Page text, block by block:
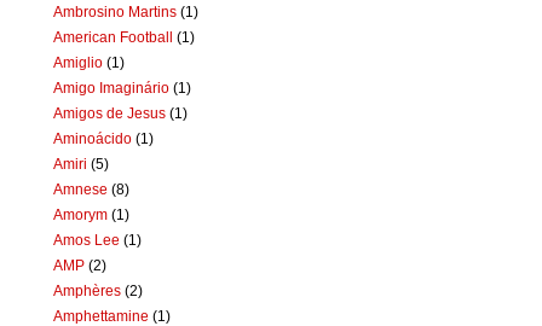
Ambrosino Martins (1)
American Football (1)
Amiglio (1)
Amigo Imaginário (1)
Amigos de Jesus (1)
Aminoácido (1)
Amiri (5)
Amnese (8)
Amorym (1)
Amos Lee (1)
AMP (2)
Amphères (2)
Amphettamine (1)